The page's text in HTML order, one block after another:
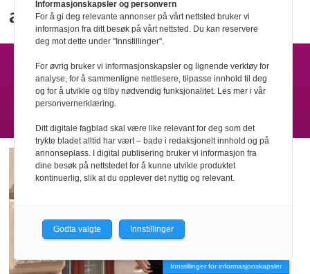
agenten på shopping
LEVERANDØRINDEKS
Butikkinnredning - Emballasje - Accesoirer -
Innstillinger for informasjonskapsler
Informasjonskapsler og personvern
For å gi deg relevante annonser på vårt nettsted bruker vi
informasjon fra ditt besøk på vårt nettsted. Du kan reservere
deg mot dette under "Innstillinger".
For øvrig bruker vi informasjonskapsler og lignende verktøy for
analyse, for å sammenligne nettlesere, tilpasse innhold til deg
og for å utvikle og tilby nødvendig funksjonalitet. Les mer i vår
personvernerklæring.
Ditt digitale fagblad skal være like relevant for deg som det
trykte bladet alltid har vært – bade i redaksjonelt innhold og på
annonseplass. I digital publisering bruker vi informasjon fra
dine besøk på nettstedet for å kunne utvikle produktet
kontinuerlig, slik at du opplever det nyttig og relevant.
Godta valgte Innstillinger